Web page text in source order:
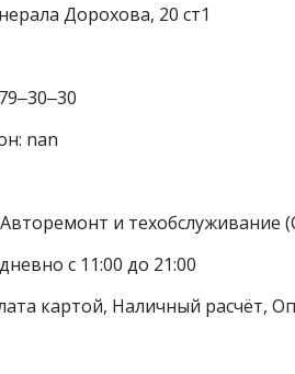
Дорохова, 20 ст1
nan
и
с 11:00 до 21:00
картой, Наличный расчёт,